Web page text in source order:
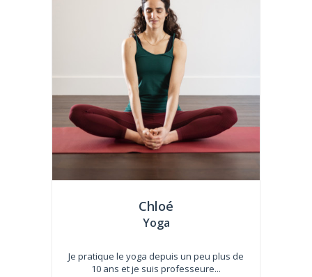
Chloé
Yoga
Je pratique le yoga depuis un peu plus de
10 ans et je suis professeure...